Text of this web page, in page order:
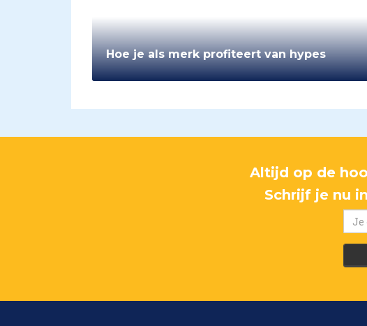
Hoe je als merk profiteert van hypes
Altijd op de
Schrijf je nu